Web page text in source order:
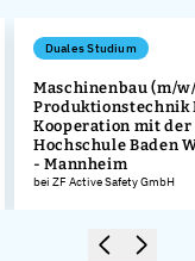
Duales Studium
Maschinenbau (m/
Produktionstechnik
Kooperation mit der
Hochschule Baden
- Mannheim
bei ZF Active Safety GmbH